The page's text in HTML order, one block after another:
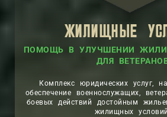
ЖИЛИЩНЫЕ
ПОМОЩЬ В УЛУЧШЕНИИ
ДЛЯ
Комплекс юридических услуг,
обеспечение военнослужащих,
боевых действий достойным
жилищных